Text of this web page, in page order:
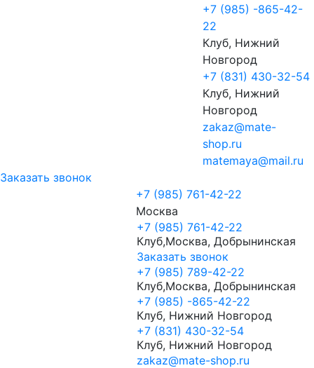
+7 (985) -865-42-
22
Клуб, Нижний
Новгород
+7 (831) 430-32-54
Клуб, Нижний
Новгород
zakaz@mate-
shop.ru
matemaya@mail.ru
Заказать звонок
+7 (985) 761-42-22
Москва
+7 (985) 761-42-22
Клуб,Москва, Добрынинская
Заказать звонок
+7 (985) 789-42-22
Клуб,Москва, Добрынинская
+7 (985) -865-42-22
Клуб, Нижний Новгород
+7 (831) 430-32-54
Клуб, Нижний Новгород
zakaz@mate-shop.ru